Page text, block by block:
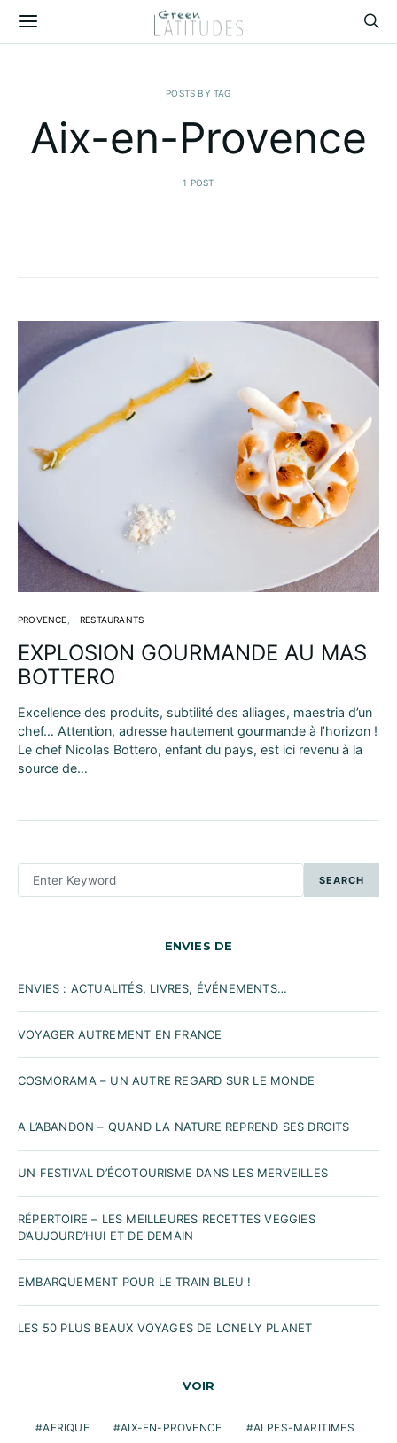
POSTS BY TAG
Aix-en-Provence
1 POST
PROVENCE RESTAURANTS
EXPLOSION GOURMANDE AU MAS
BOTTERO
Excellence des produits, subtilité des alliages, maestria d’un
chef… Attention, adresse hautement gourmande à l’horizon !
Le chef Nicolas Bottero, enfant du pays, est ici revenu à la
source de…
SEARCH
FOR:
SEARCH
ENVIES DE
ENVIES : ACTUALITÉS, LIVRES, ÉVÉNEMENTS…
VOYAGER AUTREMENT EN FRANCE
COSMORAMA – UN AUTRE REGARD SUR LE MONDE
A L’ABANDON – QUAND LA NATURE REPREND SES DROITS
UN FESTIVAL D’ÉCOTOURISME DANS LES MERVEILLES
RÉPERTOIRE – LES MEILLEURES RECETTES VEGGIES
D’AUJOURD’HUI ET DE DEMAIN
EMBARQUEMENT POUR LE TRAIN BLEU !
LES 50 PLUS BEAUX VOYAGES DE LONELY PLANET
VOIR
AFRIQUE AIX-EN-PROVENCE
ALPES-MARITIMES